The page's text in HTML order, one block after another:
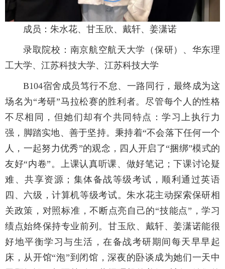
成员：朱水花、甘玉欣、戴轩、姜潇诺
录取院校：南京航空航天大学（保研）、华东理
工大学、江苏科技大学、江苏科技大学
B104宿舍成员笃行不怠、一路同行，最终成为这
场名为“考研”马拉松赛的胜利者。尽管每个人的性格
不尽相同，但她们却有个共同特点：学习上执行力
强，脚踏实地、善于坚持。秉持着“不会落下任何一个
人，一起努力优秀”的观念，四人开启了“捆绑”模式的
友好“内卷”。上课认真听课、做好笔记；下课讨论疑
难、共享资源；集体备战等级考试，顺利通过英语
四、六级，计算机等级考试。朱水花主动探索保研相
关政策，对照标准，不断点亮自己的“技能点”，学习
绩点始终保持专业前列。甘玉欣、戴轩、姜潇诺能很
好地平衡学习与生活，在备战考研期间每天早早起
床，从开馆“泡”到闭馆，深夜的卧谈成为她们一天中